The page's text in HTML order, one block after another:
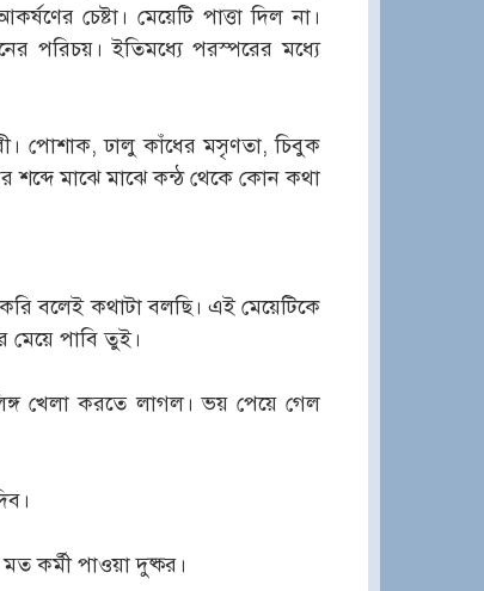
চেষ্টা। মেয়েটি পাত্তা দিল না।
পরিচয়। ইতিমধ্যে পরস্পরের মধ্যে
পোশাক, ঢালু কাঁধের মসৃণতা, চিবুক
মাঝে মাঝে কন্ঠ থেকে কোন কথা
বলেই কথাটা বলছি। এই মেয়েটিকে
মেয়ে পাবি তুই।
খেলা করতে লাগল। ভয় পেয়ে গেল
কর্মী পাওয়া দুষ্কর।